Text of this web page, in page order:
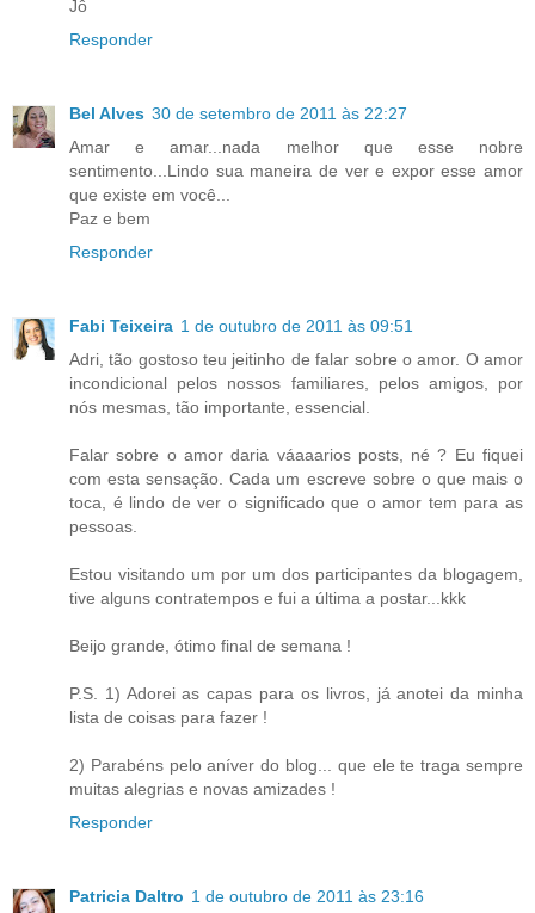
Jô
Responder
Bel Alves 30 de setembro de 2011 às 22:27
Amar e amar...nada melhor que esse nobre
sentimento...Lindo sua maneira de ver e expor esse amor
que existe em você...
Paz e bem
Responder
Fabi Teixeira 1 de outubro de 2011 às 09:51
Adri, tão gostoso teu jeitinho de falar sobre o amor. O amor
incondicional pelos nossos familiares, pelos amigos, por
nós mesmas, tão importante, essencial.
Falar sobre o amor daria váaaarios posts, né ? Eu fiquei
com esta sensação. Cada um escreve sobre o que mais o
toca, é lindo de ver o significado que o amor tem para as
pessoas.
Estou visitando um por um dos participantes da blogagem,
tive alguns contratempos e fui a última a postar...kkk
Beijo grande, ótimo final de semana !
P.S. 1) Adorei as capas para os livros, já anotei da minha
lista de coisas para fazer !
2) Parabéns pelo aníver do blog... que ele te traga sempre
muitas alegrias e novas amizades !
Responder
Patricia Daltro 1 de outubro de 2011 às 23:16